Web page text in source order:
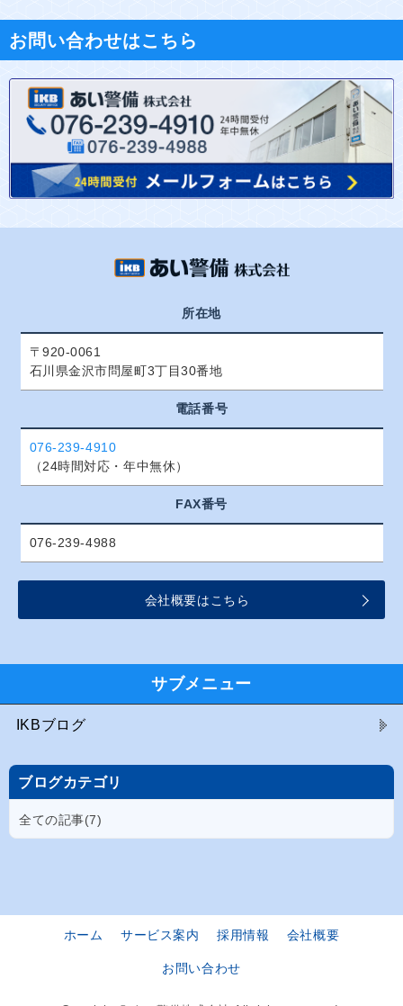
お問い合わせはこちら
所在地
〒920-0061
石川県金沢市問屋町3丁目30番地
電話番号
076-239-4910
（24時間対応・年中無休）
FAX番号
076-239-4988
会社概要はこちら
サブメニュー
IKBブログ
ブログカテゴリ
全ての記事(7)
ホーム サービス案内 採用情報 会社概要
お問い合わせ